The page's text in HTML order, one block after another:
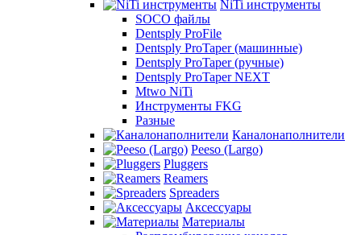
NiTi инструменты
SOCO файлы
Dentsply ProFile
Dentsply ProTaper (машинные)
Dentsply ProTaper (ручные)
Dentsply ProTaper NEXT
Mtwo NiTi
Инструменты FKG
Разные
Каналонаполнители
Peeso (Largo)
Pluggers
Reamers
Spreaders
Аксессуары
Материалы